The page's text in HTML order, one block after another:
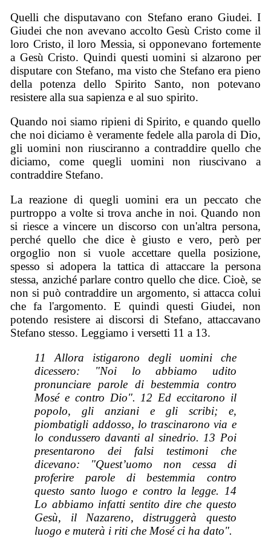
Quelli che disputavano con Stefano erano Giudei. I
Giudei che non avevano accolto Gesù Cristo come il
loro Cristo, il loro Messia, si opponevano fortemente
a Gesù Cristo. Quindi questi uomini si alzarono per
disputare con Stefano, ma visto che Stefano era pieno
della potenza dello Spirito Santo, non potevano
resistere alla sua sapienza e al suo spirito.
Quando noi siamo ripieni di Spirito, e quando quello
che noi diciamo è veramente fedele alla parola di Dio,
gli uomini non riusciranno a contraddire quello che
diciamo, come quegli uomini non riuscivano a
contraddire Stefano.
La reazione di quegli uomini era un peccato che
purtroppo a volte si trova anche in noi. Quando non
si riesce a vincere un discorso con un'altra persona,
perché quello che dice è giusto e vero, però per
orgoglio non si vuole accettare quella posizione,
spesso si adopera la tattica di attaccare la persona
stessa, anziché parlare contro quello che dice. Cioè, se
non si può contraddire un argomento, si attacca colui
che fa l'argomento. E quindi questi Giudei, non
potendo resistere ai discorsi di Stefano, attaccavano
Stefano stesso. Leggiamo i versetti 11 a 13.
11 Allora istigarono degli uomini che
dicessero: "Noi lo abbiamo udito
pronunciare parole di bestemmia contro
Mosé e contro Dio". 12 Ed eccitarono il
popolo, gli anziani e gli scribi; e,
piombatigli addosso, lo trascinarono via e
lo condussero davanti al sinedrio. 13 Poi
presentarono dei falsi testimoni che
dicevano: "Quest’uomo non cessa di
proferire parole di bestemmia contro
questo santo luogo e contro la legge. 14
Lo abbiamo infatti sentito dire che questo
Gesù, il Nazareno, distruggerà questo
luogo e muterà i riti che Mosé ci ha dato".